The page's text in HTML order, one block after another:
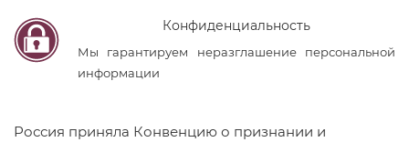
Конфиденциальность
Мы гарантируем неразглашение персональной
информации
Россия приняла Конвенцию о признании и